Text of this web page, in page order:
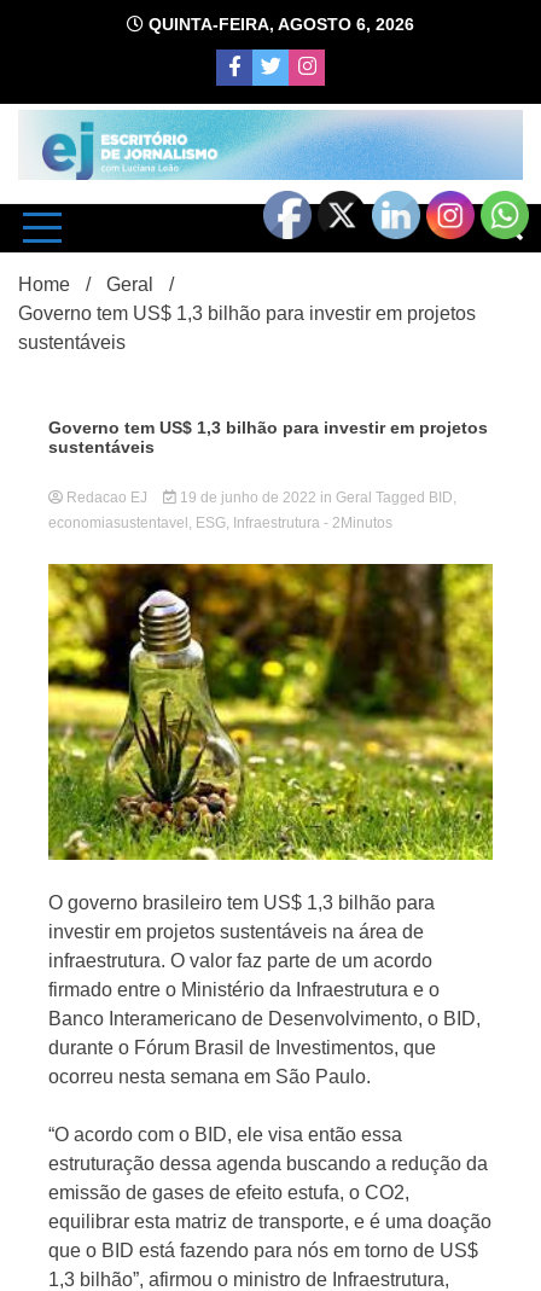
QUINTA-FEIRA, AGOSTO 6, 2026
de
com Luciana Leão
Home
Geral
Governo tem US$ 1,3 bilhão para investir em projetos
sustentáveis
Governo tem US$ 1,3 bilhão para investir em projetos
sustentáveis
Redacao EJ 19 de junho de 2022 in Geral Tagged BID,
economiasustentavel , ESG, Infraestrutura - 2Minutos
O governo brasileiro tem US$ 1,3 bilhão para
investir em projetos sustentáveis na área de
infraestrutura. O valor faz parte de um acordo
firmado entre o Ministério da Infraestrutura e o
Banco Interamericano de Desenvolvimento, o BID,
durante o Fórum Brasil de Investimentos, que
ocorreu nesta semana em São Paulo.
“O acordo com o BID, ele visa então essa
estruturação dessa agenda buscando a redução da
emissão de gases de efeito estufa, o CO2,
equilibrar esta matriz de transporte, e é uma doação
que o BID está fazendo para nós em torno de US$
1,3 bilhão”, afirmou o ministro de Infraestrutura,